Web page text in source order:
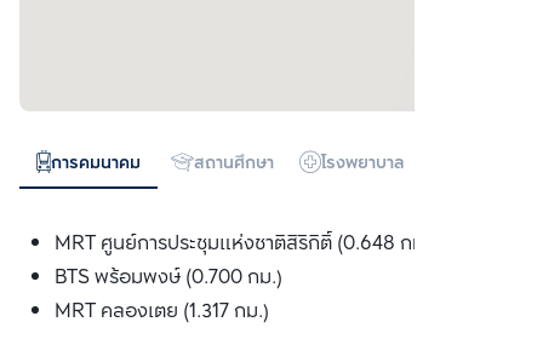
การคมนาคม สถานศึกษา โรงพยาบาล
MRT ศูนย์การประชุมแห่งชาติสิริกิติ์ (0.648 กม.)
BTS พร้อมพงษ์ (0.700 กม.)
MRT คลองเตย (1.317 กม.)